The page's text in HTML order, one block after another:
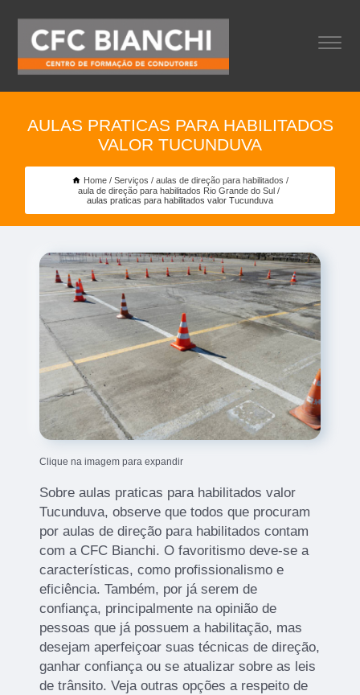
AULAS PRATICAS PARA HABILITADOS
VALOR TUCUNDUVA
Home Serviços
aulas de direção para habilitados
aula de direção para habilitados Rio Grande do Sul
aulas praticas para habilitados valor Tucunduva
Clique na imagem para expandir
Sobre aulas praticas para habilitados valor
Tucunduva, observe que todos que procuram
por aulas de direção para habilitados contam
com a CFC Bianchi. O favoritismo deve-se a
características, como profissionalismo e
eficiência. Também, por já serem de
confiança, principalmente na opinião de
pessoas que já possuem a habilitação, mas
desejam aperfeiçoar suas técnicas de direção,
ganhar confiança ou se atualizar sobre as leis
de trânsito. Veja outras opções a respeito de